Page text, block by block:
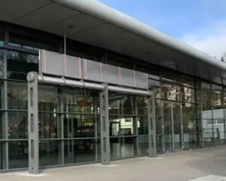
Wohnungen
Gewerbeobjekte
Grundstücke
Kapitalanlagen & Rendite-Objekte